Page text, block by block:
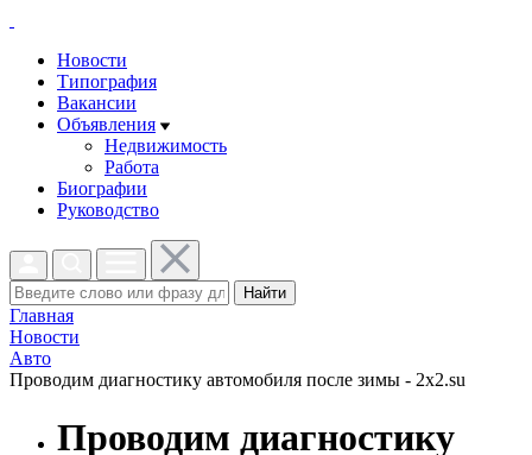
Новости
Типография
Вакансии
Объявления
Недвижимость
Работа
Биографии
Руководство
Найти
Главная
Новости
Авто
Проводим диагностику автомобиля после зимы - 2x2.su
Проводим диагностику